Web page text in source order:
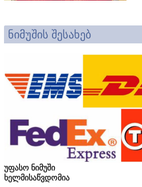
ნიმუშის შესახებ
უფასო ნიმუში
ხელმისაწვდომია